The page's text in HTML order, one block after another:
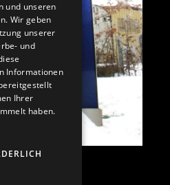
und unseren
Wir geben
unserer
und
Informationen
Ihrer
haben.